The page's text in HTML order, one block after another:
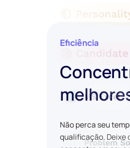
Eficiência
Não perca seu
qualificação. Deixe